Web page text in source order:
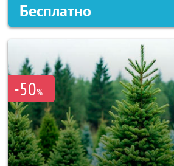
Бесплатно
-50%